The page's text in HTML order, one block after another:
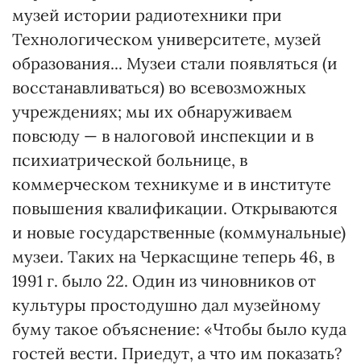
музей истории радиотехники при
Технологическом университете, музей
образования... Музеи стали появляться (и
восстанавливаться) во всевозможных
учреждениях; мы их обнаруживаем
повсюду — в налоговой инспекции и в
психиатрической больнице, в
коммерческом техникуме и в институте
повышения квалификации. Открываются
и новые государственные (коммунальные)
музеи. Таких на Черкасщине теперь 46, в
1991 г. было 22. Один из чиновников от
культуры простодушно дал музейному
буму такое объяснение: «Чтобы было куда
гостей вести. Приедут, а что им показать?